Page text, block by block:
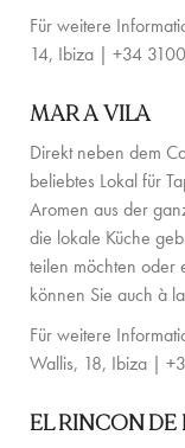
Für weitere
14, Ibiza | +34
MAR A VILA
Direkt neben dem
beliebtes Lokal für
Aromen aus der
die lokale Küche
teilen möchten oder
können Sie auch à
Für weitere
Wallis, 18, Ibiza |
EL RINCON DE